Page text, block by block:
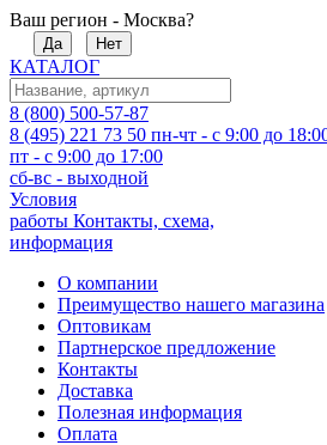
Ваш регион - Москва?
Да Нет
КАТАЛОГ
8 (800) 500-57-87
8 (495) 221 73 50 пн-чт - с 9:00 до
пт - с 9:00 до 17:00
сб-вс - выходной
Условия
работы Контакты, схема,
информация
О компании
Преимущество нашего магазина
Оптовикам
Партнерское предложение
Контакты
Доставка
Полезная информация
Оплата